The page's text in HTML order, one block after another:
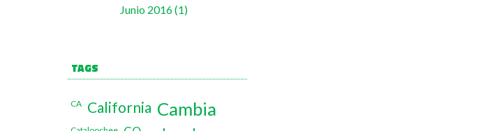
Junio 2016 (1)
TAGS
CA California Cambia